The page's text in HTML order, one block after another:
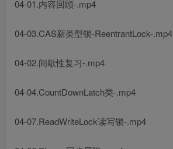
04-01.内容回顾-.mp4
04-03.CAS新类型锁-ReentrantLock-.mp4
04-02.间歇性复习-.mp4
04-04.CountDownLatch类-.mp4
04-07.ReadWriteLock读写锁-.mp4